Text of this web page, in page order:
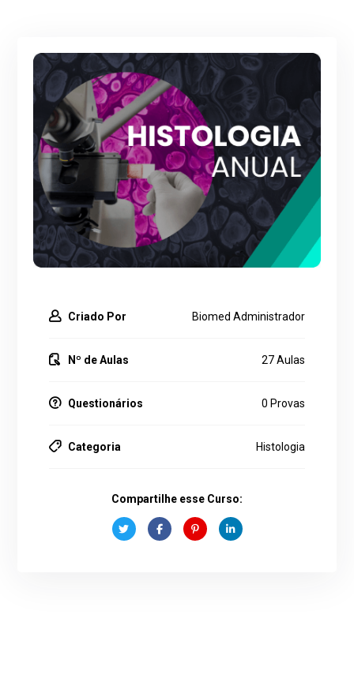
Criado Por Biomed Administrador
Nº de Aulas 27 Aulas
Questionários 0 Provas
Categoria Histologia
Compartilhe esse Curso: